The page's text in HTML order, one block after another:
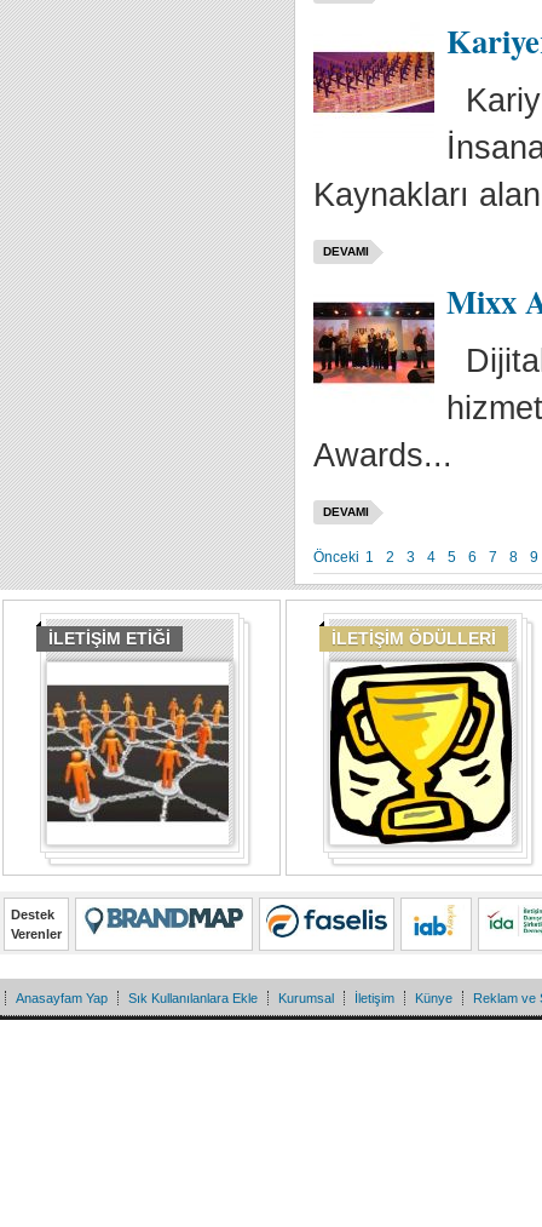
Kaynakları
DEVAMI
Mixx
Awards...
DEVAMI
Önceki 1 2 3 4 5 6 7 8 9
İLETİŞİM ETİĞİ İLETİŞİM ÖDÜLLERİ
Destek
Verenler
Anasayfam Yap Sık Kullanılanlara Ekle Kurumsal İletişim Künye Reklam ve